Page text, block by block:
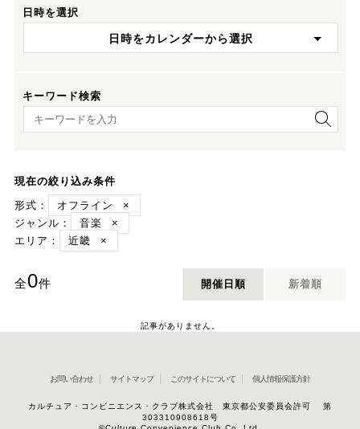
日時を選択
日時をカレンダーから選択
キーワード検索
キーワード検索
現在の絞り込み条件
形式：
オフライン
×
ジャンル：
音楽
×
エリア：
近畿 ×
全0件 開催日順 新着順
記事がありません。
お問い合わせ サイトマップ このサイトについて 個人情報保護方針
カルチュア・コンビニエンス・クラブ株式会社 東京都公安委員会許可 第
303310908618号